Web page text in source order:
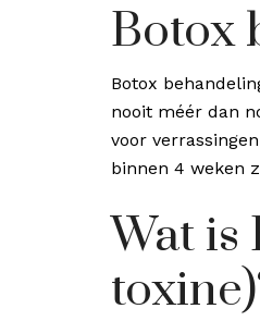
Botox
Botox
nooit méér dan
voor
binnen 4 weken
Wat is